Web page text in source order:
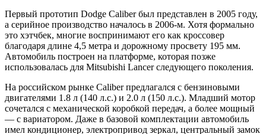
Первый прототип Dodge Caliber был представлен в 2005 году,
а серийное производство началось в 2006-м. Хотя формально
это хэтчбек, многие воспринимают его как кроссовер
благодаря длине 4,5 метра и дорожному просвету 195 мм.
Автомобиль построен на платформе, которая позже
использовалась для Mitsubishi Lancer следующего поколения.
На российском рынке Caliber предлагался с бензиновыми
двигателями 1.8 л (140 л.с.) и 2.0 л (150 л.с.). Младший мотор
сочетался с механической коробкой передач, а более мощный
— с вариатором. Даже в базовой комплектации автомобиль
имел кондиционер, электропривод зеркал, центральный замок